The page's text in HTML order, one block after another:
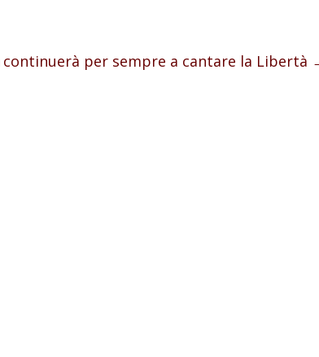
continuerà per sempre a cantare la Libertà